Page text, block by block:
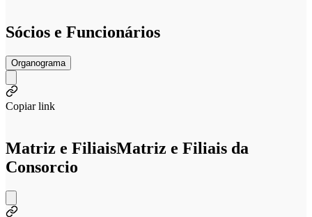
Sócios e Funcionários
Organograma
Copiar link
Matriz e FiliaisMatriz e Filiais da
Consorcio